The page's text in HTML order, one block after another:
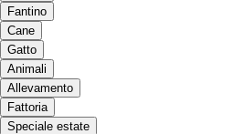
Fantino
Cane
Gatto
Animali
Allevamento
Fattoria
Speciale estate